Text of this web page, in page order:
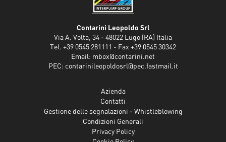
Contarini Leopoldo Srl
Via A. Volta, 34 - 48022 Lugo (RA) Italia
Tel. +39 0545 281111 - Fax +39 0545 30342
Email: mbox@contarini.net
PEC: contarinileopoldosrl@pec.fastmail.it
Azienda
Contatti
Gestione delle segnalazioni - Whistleblowing
Condizioni Generali
Privacy Policy